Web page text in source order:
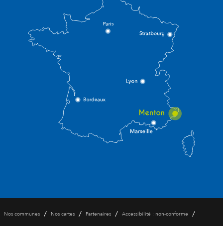
Nos communes / Nos cartes / Partenaires / Accessibilité : non-conforme /